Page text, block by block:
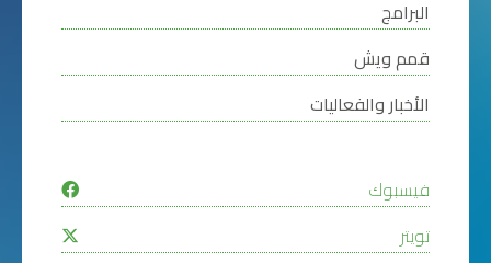
البرامج
قمم ويش
الأخبار والفعاليات
فيسبوك
تويتر